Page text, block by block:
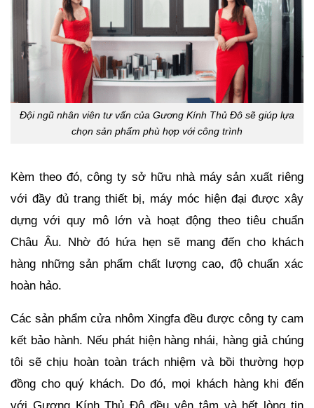
Đội ngũ nhân viên tư vấn của Gương Kính Thủ Đô sẽ giúp lựa
chọn sản phẩm phù hợp với công trình
Kèm theo đó, công ty sở hữu nhà máy sản xuất riêng
với đầy đủ trang thiết bị, máy móc hiện đại được xây
dựng với quy mô lớn và hoạt động theo tiêu chuẩn
Châu Âu. Nhờ đó hứa hẹn sẽ mang đến cho khách
hàng những sản phẩm chất lượng cao, độ chuẩn xác
hoàn hảo.
Các sản phẩm cửa nhôm Xingfa đều được công ty cam
kết bảo hành. Nếu phát hiện hàng nhái, hàng giả chúng
tôi sẽ chịu hoàn toàn trách nhiệm và bồi thường hợp
đồng cho quý khách. Do đó, mọi khách hàng khi đến
với Gương Kính Thủ Đô đều yên tâm và hết lòng tin